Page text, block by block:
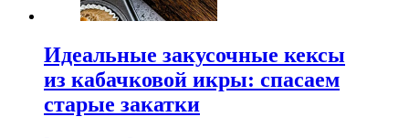
Идеальные закусочные кексы
из кабачковой икры: спасаем
старые закатки